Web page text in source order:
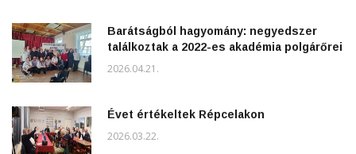
Barátságból hagyomány: negyedszer
találkoztak a 2022-es akadémia polgárőrei
2026.04.21.
Évet értékeltek Répcelakon
2026.03.22.